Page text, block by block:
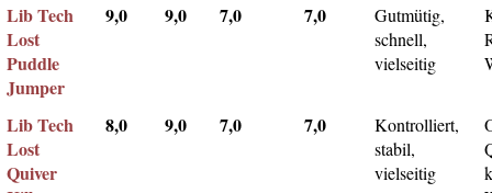
Lib Tech
Lost
Puddle
Jumper
9,0 9,0 7,0 7,0
Gutmütig,
schnell,
vielseitig
Lib Tech
Lost
Quiver
8,0 9,0 7,0 7,0
Kontrolliert,
stabil,
vielseitig